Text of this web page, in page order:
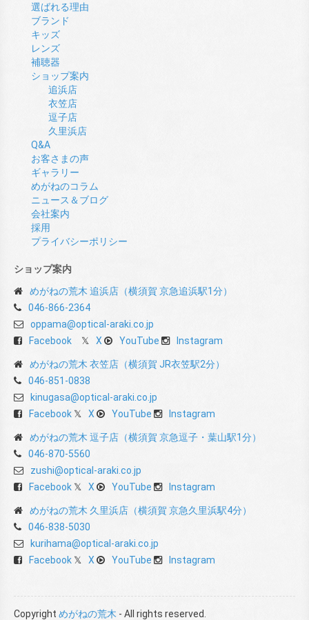
選ばれる理由
ブランド
キッズ
レンズ
補聴器
ショップ案内
追浜店
衣笠店
逗子店
久里浜店
Q&A
お客さまの声
ギャラリー
めがねのコラム
ニュース＆ブログ
会社案内
採用
プライバシーポリシー
ショップ案内
めがねの荒木 追浜店（横須賀 京急追浜駅1分）
046-866-2364
oppama@optical-araki.co.jp
Facebook
X YouTube Instagram
めがねの荒木 衣笠店（横須賀 JR衣笠駅2分）
046-851-0838
kinugasa@optical-araki.co.jp
Facebook
X YouTube Instagram
めがねの荒木 逗子店（横須賀 京急逗子・葉山駅1分）
046-870-5560
zushi@optical-araki.co.jp
Facebook
X YouTube Instagram
めがねの荒木 久里浜店（横須賀 京急久里浜駅4分）
046-838-5030
kurihama@optical-araki.co.jp
Facebook
X YouTube Instagram
Copyright めがねの荒木 - All rights reserved.